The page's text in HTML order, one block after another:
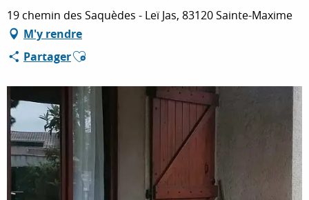
À FAIRE
SÉJOURNER
19 chemin des Saquèdes - Leï Jas, 83120 Sainte-Maxime
M'y rendre
PartagerAjouter aux favoris